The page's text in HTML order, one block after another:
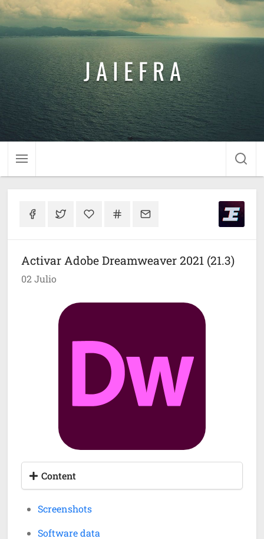
J A I E F R A
Activar Adobe Dreamweaver 2021 (21.3)
02 Julio
Content
Screenshots
Software data